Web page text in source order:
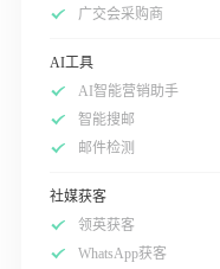
广交会采购商
AI工具
AI智能营销助手
智能搜邮
邮件检测
社媒获客
领英获客
WhatsApp获客